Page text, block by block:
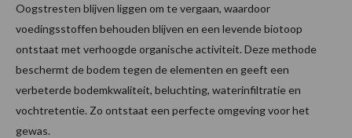
Oogstresten blijven liggen om te vergaan, waardoor
voedingsstoffen behouden blijven en een levende biotoop
ontstaat met verhoogde organische activiteit. Deze methode
beschermt de bodem tegen de elementen en geeft een
verbeterde bodemkwaliteit, beluchting, waterinfiltratie en
vochtretentie. Zo ontstaat een perfecte omgeving voor het
gewas.